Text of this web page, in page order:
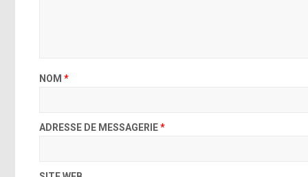
NOM *
ADRESSE DE MESSAGERIE*